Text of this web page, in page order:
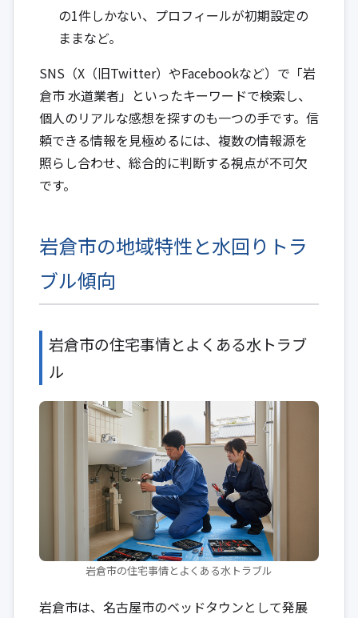
の1件しかない、プロフィールが初期設定の
ままなど。
SNS（X（旧Twitter）やFacebookなど）で「岩
倉市 水道業者」といったキーワードで検索し、
個人のリアルな感想を探すのも一つの手です。信
頼できる情報を見極めるには、複数の情報源を
照らし合わせ、総合的に判断する視点が不可欠
です。
岩倉市の地域特性と水回りトラ
ブル傾向
岩倉市の住宅事情とよくある水トラブ
ル
岩倉市の住宅事情とよくある水トラブル
岩倉市は、名古屋市のベッドタウンとして発展